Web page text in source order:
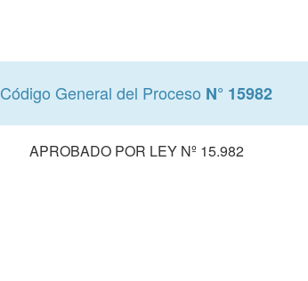
Código General del Proceso N° 15982
APROBADO POR LEY Nº 15.982